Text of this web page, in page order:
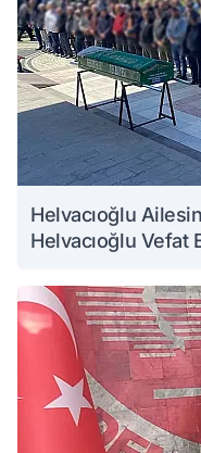
Helvacıoğlu
Helvacıoğlu Vefat